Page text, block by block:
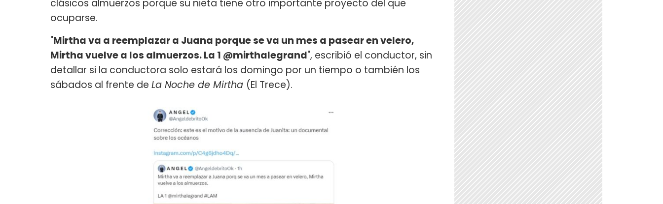
clásicos almuerzos porque su nieta tiene otro importante proyecto del que
ocuparse.
"Mirtha va a reemplazar a Juana porque se va un mes a pasear en velero,
Mirtha vuelve a los almuerzos. La 1 @mirthalegrand", escribió el conductor, sin
detallar si la conductora solo estará los domingo por un tiempo o también los
sábados al frente de La Noche de Mirtha (El Trece).